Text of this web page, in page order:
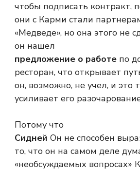
чтобы подписать контракт,
они с Карми стали
«Медведе», но она этого не
он нашел
предложение о работе по
ресторан, что открывает
он, возможно, не учел, и это
усиливает его
Потому что
Сидней Он не способен
то, что он на самом деле
«необсуждаемых вопросах»